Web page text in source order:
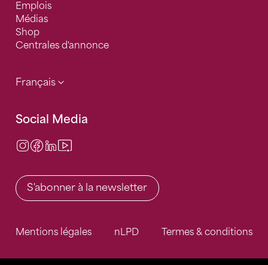
Emplois
Médias
Shop
Centrales d'annonce
Français
Social Media
Instagram
Facebook
LinkedIn
S'abonner à la newsletter
Mentions légales nLPD Termes & conditions